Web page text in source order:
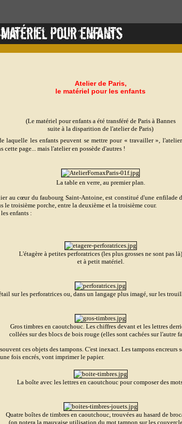
pour enfants
Atelier de Paris,
le matériel pour les enfants
(Le matériel pour enfants a été transféré de Paris à Bannes
suite à la disparition de l'atelier de Paris)
laquelle les enfants peuvent se mettre pour « travailler »,
page... mais l'atelier en possède d'autres !
La table en verre, au premier plan.
au cœur du faubourg Saint-Antoine, est constitué d'une enfilade
le troisième porche, entre la deuxième et la troisième cour.
enfants :
L'étagère à petites perforatrices (les plus grosses ne sont pas là)
et à petit matériel.
sur les perforatrices ou, dans un langage plus imagé, sur les
Gros timbres en caoutchouc. Les chiffres devant et les lettres
collées sur des blocs de bois rouge (elles sont cachées sur l'autre
ces objets des tampons. C'est inexact. Les tampons encreurs
fois encrés, vont imprimer le papier.
La boîte avec les lettres en caoutchouc pour composer des
Quatre boîtes de timbres en caoutchouc, trouvées au hasard de
(on notera la mauvaise utilisation du mot tampon sur les